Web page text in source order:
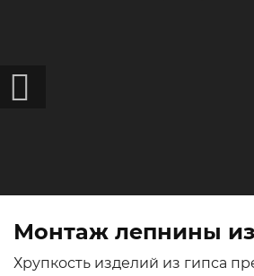
Монтаж лепнины из
Хрупкость изделий из гипса